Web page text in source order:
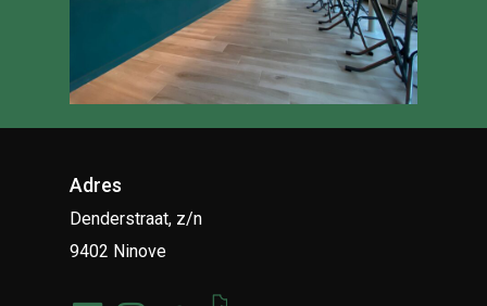
Adres
Denderstraat, z/n
9402 Ninove